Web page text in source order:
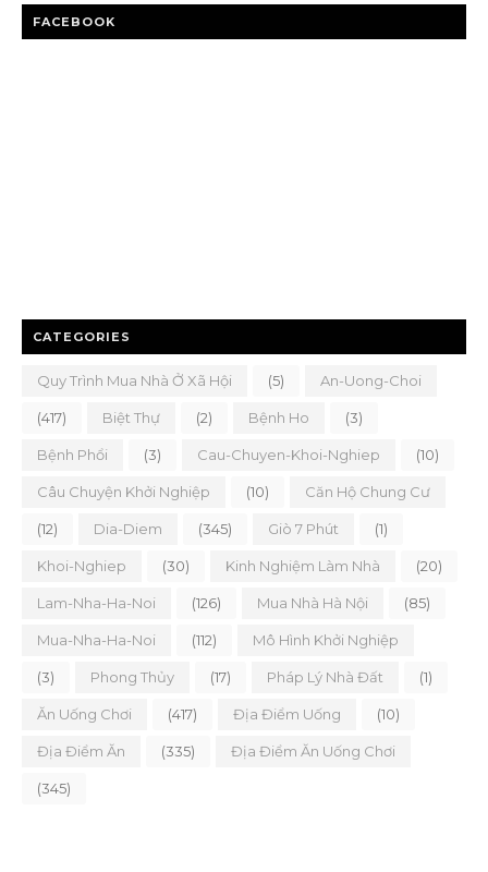
FACEBOOK
CATEGORIES
Quy Trình Mua Nhà Ở Xã Hội (5) An-Uong-Choi
(417) Biệt Thự (2) Bệnh Ho (3)
Bệnh Phổi (3) Cau-Chuyen-Khoi-Nghiep (10)
Câu Chuyện Khởi Nghiệp (10) Căn Hộ Chung Cư
(12) Dia-Diem (345) Giò 7 Phút (1)
Khoi-Nghiep (30) Kinh Nghiệm Làm Nhà (20)
Lam-Nha-Ha-Noi (126) Mua Nhà Hà Nội (85)
Mua-Nha-Ha-Noi (112) Mô Hình Khởi Nghiệp
(3) Phong Thủy (17) Pháp Lý Nhà Đất (1)
Ăn Uống Chơi (417) Địa Điểm Uống (10)
Địa Điểm Ăn (335) Địa Điểm Ăn Uống Chơi
(345)